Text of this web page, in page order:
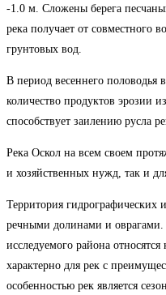
-1.0 м. Сложены берега
река получает от совместного
грунтовых вод.
В период весеннего половодья
количество продуктов эрозии
способствует заилению русла
Река Оскол на всем своем
и хозяйственных нужд, так и
Территория гидрографических
речными долинами и
исследуемого района
характерно для рек с
особенностью рек является